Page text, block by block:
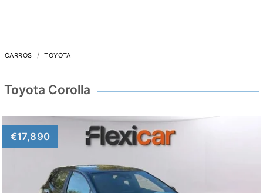
CARROS TOYOTA
Toyota Corolla
€17,890